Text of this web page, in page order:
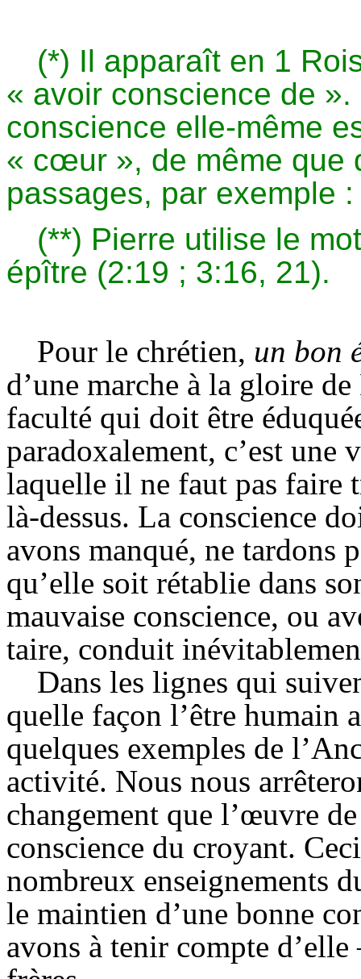
(*) Il apparaît en 1
« avoir conscience de
conscience elle-même
« cœur », de même que
passages, par exemple
(**) Pierre utilise le
épître (2:19 ; 3:16, 21).
Pour le chrétien, un bon
d’une marche à la gloire
faculté qui doit être
paradoxalement, c’est une
laquelle il ne faut pas faire
là-dessus. La conscience
avons manqué, ne tardons
qu’elle soit rétablie dans
mauvaise conscience, ou
taire, conduit
Dans les lignes qui
quelle façon l’être humain
quelques exemples de
activité. Nous nous
changement que l’œuvre
conscience du croyant.
nombreux enseignements
le maintien d’une bonne
avons à tenir compte